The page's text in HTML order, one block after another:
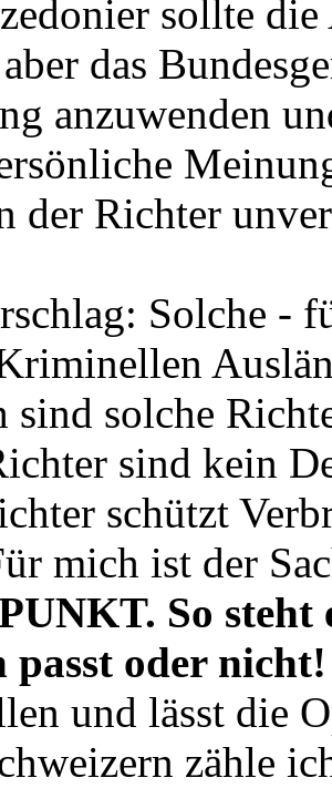
sollte
das
anzuwenden
der Richter
Solche -
sind solche
sind kein
schützt
mich ist der
So steht
passt oder nicht!
und lässt die
zähle